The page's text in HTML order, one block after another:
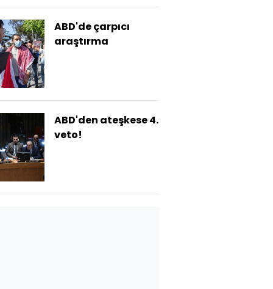
ABD'de çarpıcı
araştırma
ABD'den ateşkese 4.
veto!